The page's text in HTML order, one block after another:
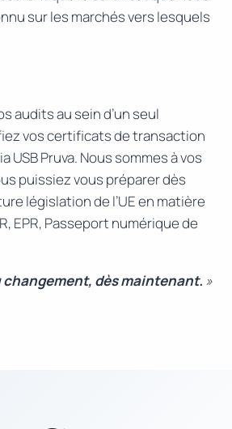
sur les marchés vers lesquels
audits au sein d’un seul
vos certificats de transaction
USB Pruva. Nous sommes à vos
puissiez vous préparer dès
législation de l’UE en matière
EPR, Passeport numérique de
changement, dès maintenant. »